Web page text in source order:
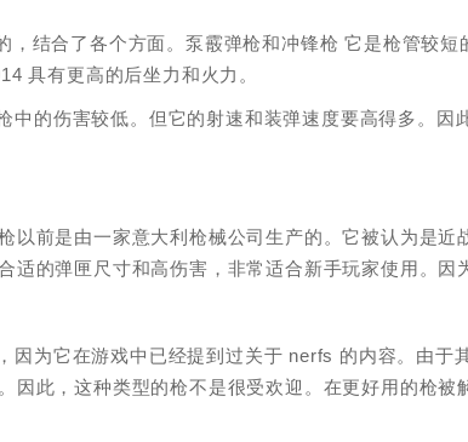
，结合了各个方面。泵霰弹枪和冲锋枪 它是枪管较
具有更高的后坐力和火力。
中的伤害较低。但它的射速和装弹速度要高得多。
以前是由一家意大利枪械公司生产的。它被认为是近
适的弹匣尺寸和高伤害，非常适合新手玩家使用。因
因为它在游戏中已经提到过关于 nerfs 的内容。由于
因此，这种类型的枪不是很受欢迎。在更好用的枪被